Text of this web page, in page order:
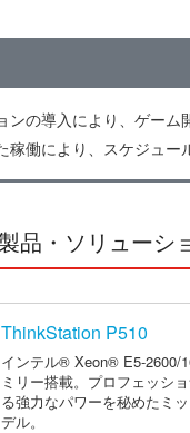
の導入により、ゲーム
働により、スケジュー
品・ソリューシ
ThinkStation P510
インテル® Xeon® E5-2600/
ミリー搭載。プロフェッシ
る強力なパワーを秘めたミ
デル。